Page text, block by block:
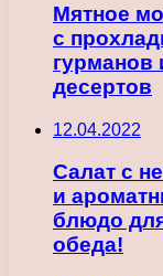
Мятное
с
гурманов
десертов
12.04.2022
Салат с
и
блюдо
обеда!